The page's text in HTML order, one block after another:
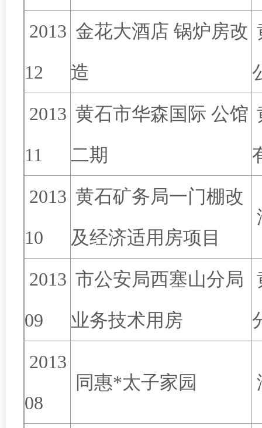
2013
12
金花大酒店 锅炉房改
造
2013
11
黄石市华森国际 公馆
二期
2013
10
黄石矿务局一门棚改
及经济适用房项目
2013
09
市公安局西塞山分局
业务技术用房
2013
08
同惠*太子家园